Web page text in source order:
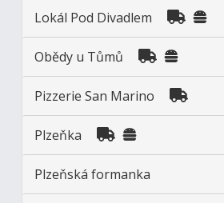
Lokál Pod Divadlem
Obědy u Tůmů
Pizzerie San Marino
Plzeňka
Plzeňská formanka